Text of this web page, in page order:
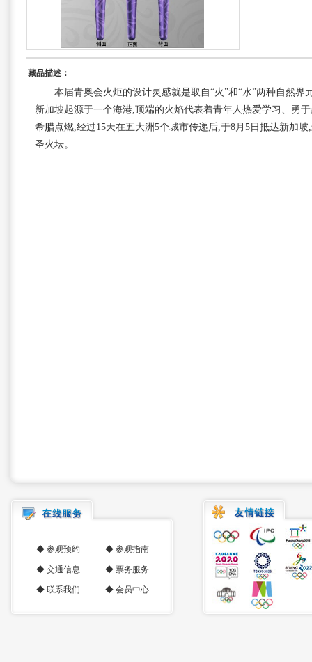
藏品描述：
本届青奥会火炬的设计灵感就是取自“火”和“水”两种自然界
新加坡起源于一个海港,顶端的火焰代表着青年人热爱学习、勇
希腊点燃,经过15天在五大洲5个城市传递后,于8月5日抵达新加
圣火坛。
◆ 参观预约 ◆ 参观指南
◆ 交通信息 ◆ 票务服务
◆ 联系我们 ◆ 会员中心